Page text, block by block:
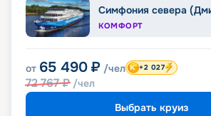
Симфония севера
КОМФОРТ
от 65 490 ₽ /чел
72 767₽ /чел
+2 027
Выбрать круиз